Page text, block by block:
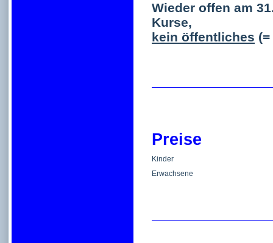
Wieder offen am
Kurse,
kein öffentliches
Preise
Kinder
Erwachsene